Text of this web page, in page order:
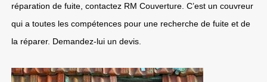
réparation de fuite, contactez RM Couverture. C’est un couvreur
qui a toutes les compétences pour une recherche de fuite et de
la réparer. Demandez-lui un devis.